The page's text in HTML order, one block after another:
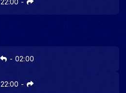
22:00 -
- 02:00
22:00 -